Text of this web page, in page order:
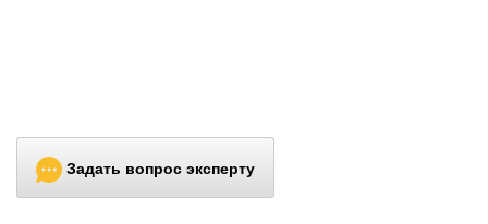
Задать вопрос эксперту